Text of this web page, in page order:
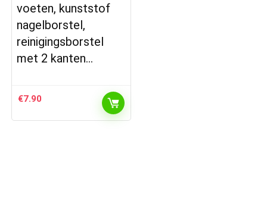
voeten, kunststof
nagelborstel,
reinigingsborstel
met 2 kanten…
€7.90